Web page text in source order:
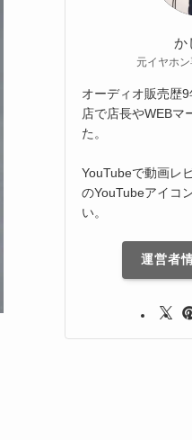
か
元イヤホ
オーディオ販売歴
店で店長やWEBマ
た。
YouTubeで動画レ
のYouTubeアイコ
い。
運営者